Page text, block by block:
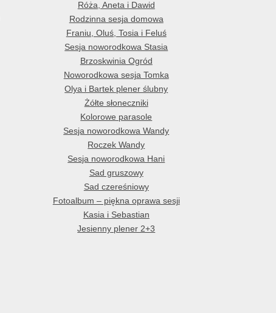
Róża, Aneta i Dawid
Rodzinna sesja domowa
Franiu, Oluś, Tosia i Feluś
Sesja noworodkowa Stasia
Brzoskwinia Ogród
Noworodkowa sesja Tomka
Olya i Bartek plener ślubny
Żółte słoneczniki
Kolorowe parasole
Sesja noworodkowa Wandy
Roczek Wandy
Sesja noworodkowa Hani
Sad gruszowy
Sad czereśniowy
Fotoalbum – piękna oprawa sesji
Kasia i Sebastian
Jesienny plener 2+3